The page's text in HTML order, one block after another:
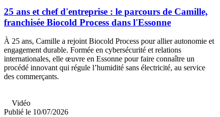
25 ans et chef d'entreprise : le parcours de Camille,
franchisée Biocold Process dans l'Essonne
À 25 ans, Camille a rejoint Biocold Process pour allier autonomie et
engagement durable. Formée en cybersécurité et relations
internationales, elle œuvre en Essonne pour faire connaître un
procédé innovant qui régule l’humidité sans électricité, au service
des commerçants.
Vidéo
Publié le 10/07/2026